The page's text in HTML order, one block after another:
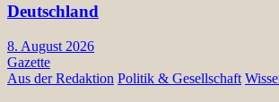
Deutschland
8. August 2026
Gazette
Aus der Redaktion Politik & Gesellschaft